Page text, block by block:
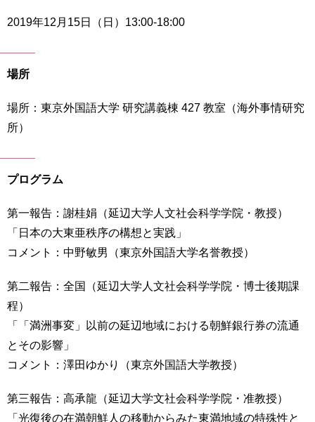
社
試
情
寄
す
る
問
合
わ
交
ア
ク
業
般・
地
職
員
用
2019年12月15日（日）13:00-18:00
場所
場所：東京外国語大学 研究講義棟 427 教室（海外事情研究
所）
プログラム
第一報告：謝桂娟（延辺大学人文社会科学学院・教授）
「日本の大東亜秩序の構想と実践」
コメント：中野敏男（東京外国語大学名誉教授）
第二報告：全国（延辺大学人文社会科学学院・博士後期課
程）
「「満洲事変」以前の延辺地域における朝鮮銀行券の流通
とその影響」
コメント：澤田ゆかり（東京外国語大学教授）
第三報告：高承龍（延辺大学文社会科学学院・准教授）
「光復後の在満朝鮮人の移動からみた東満地域の特殊性と